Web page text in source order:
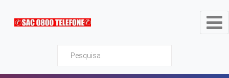
Sac0800Telefone